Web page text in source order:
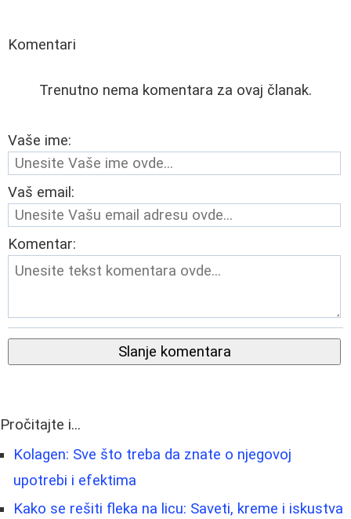
Komentari
Trenutno nema komentara za ovaj članak.
Vaše ime:
Vaš email:
Komentar:
Slanje komentara
Pročitajte i...
Kolagen: Sve što treba da znate o njegovoj
upotrebi i efektima
Kako se rešiti fleka na licu: Saveti, kreme i iskustva